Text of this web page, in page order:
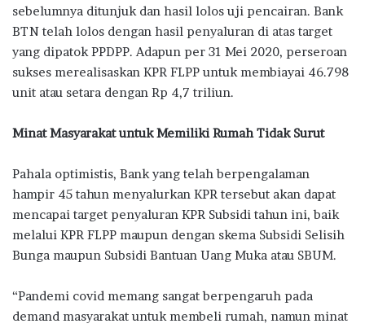
sebelumnya ditunjuk dan hasil lolos uji pencairan. Bank
BTN telah lolos dengan hasil penyaluran di atas target
yang dipatok PPDPP. Adapun per 31 Mei 2020, perseroan
sukses merealisaskan KPR FLPP untuk membiayai 46.798
unit atau setara dengan Rp 4,7 triliun.
Minat Masyarakat untuk Memiliki Rumah Tidak Surut
Pahala optimistis, Bank yang telah berpengalaman
hampir 45 tahun menyalurkan KPR tersebut akan dapat
mencapai target penyaluran KPR Subsidi tahun ini, baik
melalui KPR FLPP maupun dengan skema Subsidi Selisih
Bunga maupun Subsidi Bantuan Uang Muka atau SBUM.
“Pandemi covid memang sangat berpengaruh pada
demand masyarakat untuk membeli rumah, namun minat